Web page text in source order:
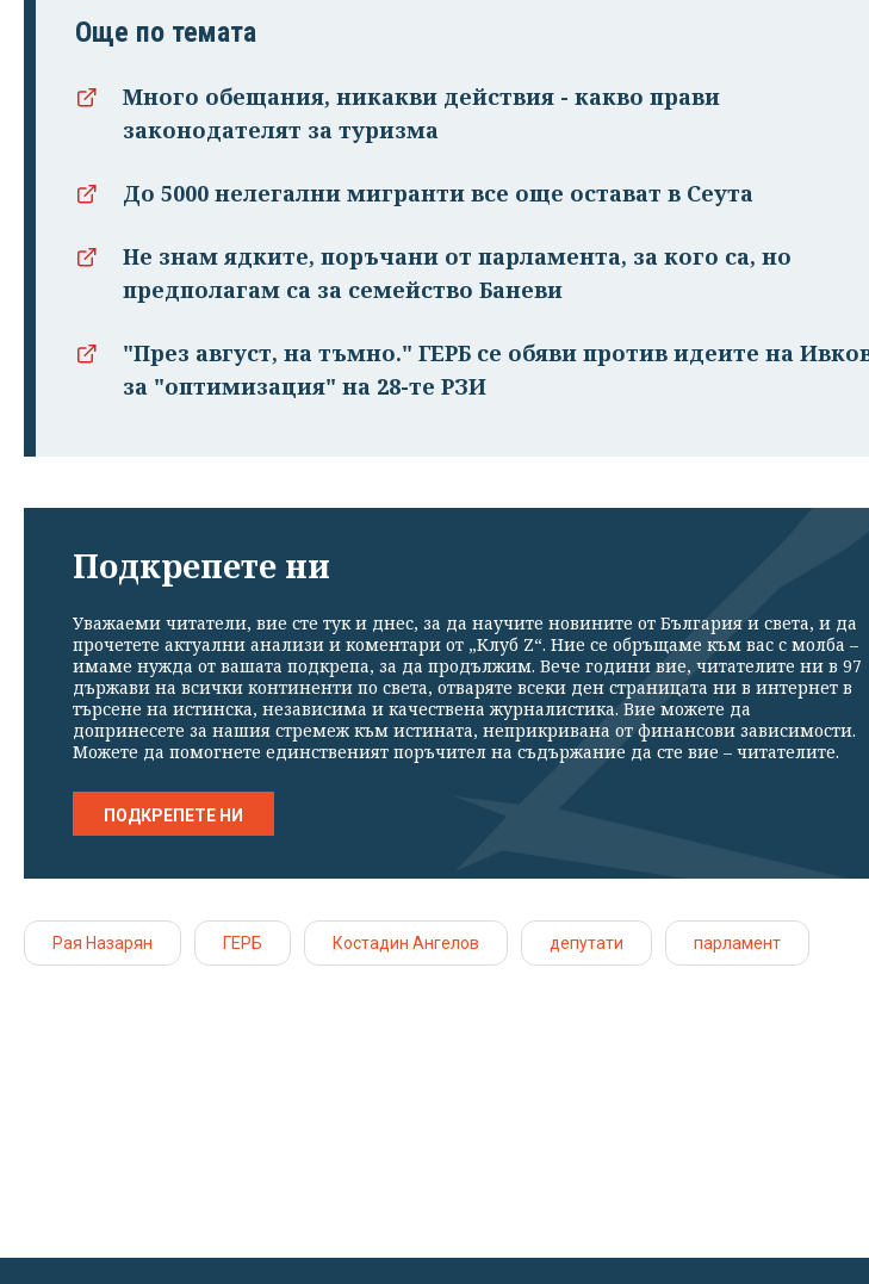
Още по темата
Много обещания, никакви действия - какво прави
законодателят за туризма
До 5000 нелегални мигранти все още остават в Сеута
Не знам ядките, поръчани от парламента, за кого са, но
предполагам са за семейство Баневи
"През август, на тъмно." ГЕРБ се обяви против идеите на
за "оптимизация" на 28-те РЗИ
Подкрепете ни
Уважаеми читатели, вие сте тук и днес, за да научите новините от България и света, и да
прочетете актуални анализи и коментари от „Клуб Z“. Ние се обръщаме към вас с молба –
имаме нужда от вашата подкрепа, за да продължим. Вече години вие, читателите ни в 97
държави на всички континенти по света, отваряте всеки ден страницата ни в интернет в
търсене на истинска, независима и качествена журналистика. Вие можете да
допринесете за нашия стремеж към истината, неприкривана от финансови зависимости.
Можете да помогнете единственият поръчител на съдържание да сте вие – читателите.
ПОДКРЕПЕТЕ НИ
Рая Назарян ГЕРБ Костадин Ангелов депутати парламент